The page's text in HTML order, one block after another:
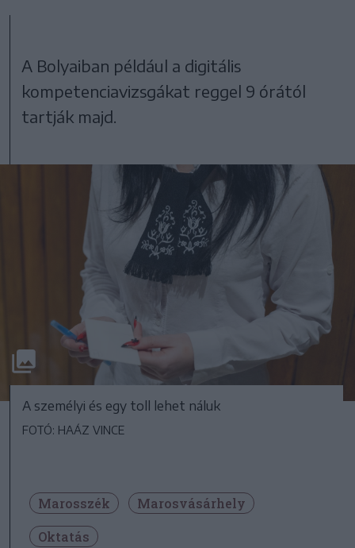
A Bolyaiban például a digitális
kompetenciavizsgákat reggel 9 órától
tartják majd.
A személyi és egy toll lehet náluk
FOTÓ: HAÁZ VINCE
Marosszék
Marosvásárhely
Oktatás